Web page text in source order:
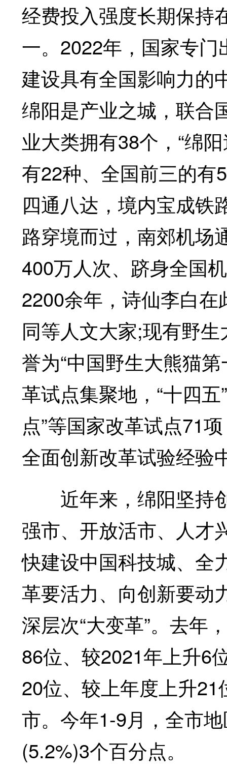
经费投入强度长期保持
一。2022年，国家专
建设具有全国影响力的
绵阳是产业之城，联合
业大类拥有38个，“绵
有22种、全国前三的有
四通八达，境内宝成铁
路穿境而过，南郊机场
400万人次、跻身全国
2200余年，诗仙李白
同等人文大家;现有野
誉为“中国野生大熊猫
革试点集聚地，“十四
点”等国家改革试点71
全面创新改革试验经验
近年来，绵阳坚持
强市、开放活市、人才
快建设中国科技城、全
革要活力、向创新要动
深层次“大变革”。去年
86位、较2021年上升6
20位、较上年度上升
市。今年1-9月，全市
(5.2%)3个百分点。